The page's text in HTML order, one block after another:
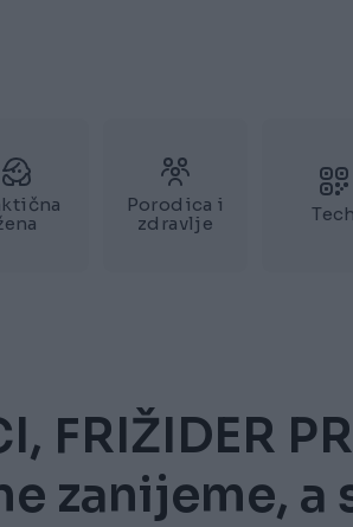
Porodica i
zdravlje
Tech
FRIŽIDER
zanijeme, a